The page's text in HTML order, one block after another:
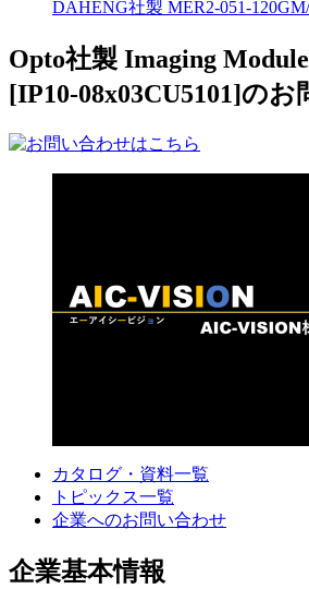
DAHENG社製 MER2-051-
Opto社製 Imaging
[IP10-08x03CU5101]のお
カタログ・資料一覧
トピックス一覧
企業へのお問い合わせ
企業基本情報